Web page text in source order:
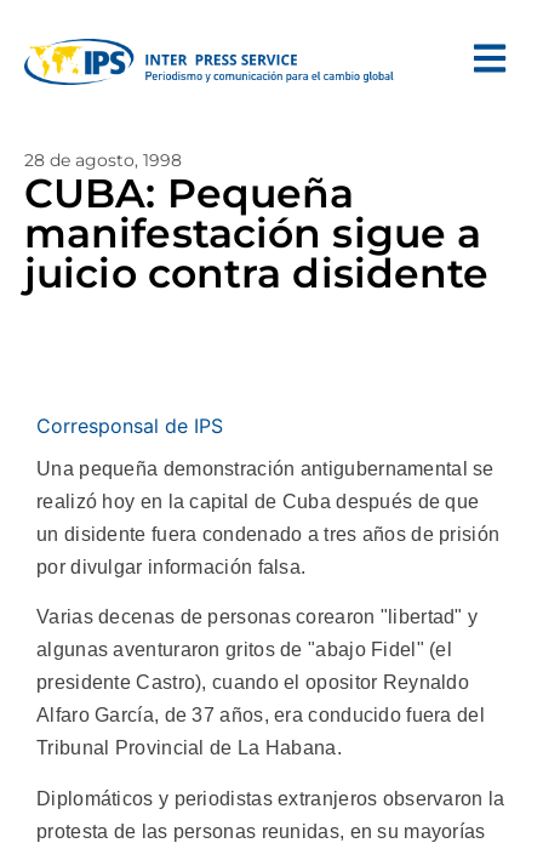
28 de agosto, 1998
CUBA: Pequeña
manifestación sigue a
juicio contra disidente
Corresponsal de IPS
Una pequeña demonstración antigubernamental se
realizó hoy en la capital de Cuba después de que
un disidente fuera condenado a tres años de prisión
por divulgar información falsa.
Varias decenas de personas corearon "libertad" y
algunas aventuraron gritos de "abajo Fidel" (el
presidente Castro), cuando el opositor Reynaldo
Alfaro García, de 37 años, era conducido fuera del
Tribunal Provincial de La Habana.
Diplomáticos y periodistas extranjeros observaron la
protesta de las personas reunidas, en su mayorías